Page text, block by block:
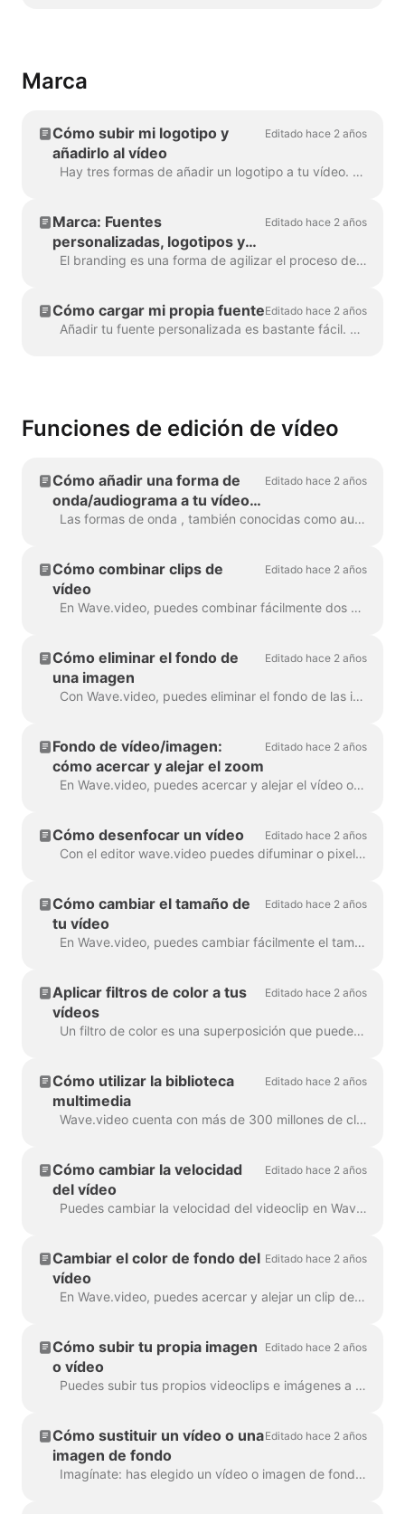
Marca
Cómo subir mi logotipo y
añadirlo al vídeo
Editado hace 2 años
Hay tres formas de añadir un logotipo a tu vídeo. Repasemos cada método y consideremos sus pros y sus contras. Si piensas utilizar el logotipo realmente ...
Marca: Fuentes
personalizadas, logotipos y
combinaciones de colores
Editado hace 2 años
El branding es una forma de agilizar el proceso de creación de vídeos de marca, y además con eficacia. Te concede la capacidad de poblar varias "marcas...
Cómo cargar mi propia fuenteEditado hace 2 años
Añadir tu fuente personalizada es bastante fácil. La primera forma de hacerlo es con el Administrador de marcas . En cualquier proyecto, haz clic en "Gestionar marcas", está en la parte superior ...
Funciones de edición de vídeo
Cómo añadir una forma de
onda/audiograma a tu vídeo
con Wave.video
Editado hace 2 años
Las formas de onda , también conocidas como audiogramas u ondas sonoras visuales, son animaciones que visualizan el sonido de tu vídeo. Genera una forma de onda para tu podcast...
Cómo combinar clips de
vídeo
Editado hace 2 años
En Wave.video, puedes combinar fácilmente dos o más videoclips o imágenes para crear un vídeo más largo. Para ello, dirígete a https://wave.video/es/ y cl...
Cómo eliminar el fondo de
una imagen
Editado hace 2 años
Con Wave.video, puedes eliminar el fondo de las imágenes que subas a la biblioteca multimedia. Esto es muy útil cuando quieres crear un vídeo...
Fondo de vídeo/imagen:
cómo acercar y alejar el zoom
Editado hace 2 años
En Wave.video, puedes acercar y alejar el vídeo o la imagen. Para acercar/alejar, dirígete al paso Editar y cambia a la pestaña "Vídeo/Imagen" (dep...
Cómo desenfocar un vídeo Editado hace 2 años
Con el editor wave.video puedes difuminar o pixelar fácilmente cualquier objeto o texto del vídeo. Primero, abre el editor y selecciona "Overlays & Stickers", luego ...
Cómo cambiar el tamaño de
tu vídeo
Editado hace 2 años
En Wave.video, puedes cambiar fácilmente el tamaño de tu vídeo a diferentes relaciones de aspecto. En el Editor, en el paso "Redimensionar vídeo", puedes ...
Aplicar filtros de color a tus
vídeos
Editado hace 2 años
Un filtro de color es una superposición que puedes añadir a tus vídeos. Es útil cuando quieres dar a tu vídeo un aspecto de marca consistente y hacer que tu...
Cómo utilizar la biblioteca
multimedia
Editado hace 2 años
Wave.video cuenta con más de 300 millones de clips de vídeo e imágenes de stock, pero también hay una serie de características que nuestros usuarios y el personal...
Cómo cambiar la velocidad
del vídeo
Editado hace 2 años
Puedes cambiar la velocidad del videoclip en Wave.video. Para ello, vaya al paso Editar y seleccione la velocidad que desee. Por defecto, la velocidad del vídeo es ...
Cambiar el color de fondo del
vídeo
Editado hace 2 años
En Wave.video, puedes acercar y alejar un clip de vídeo o una imagen. Una vez que alejes el zoom, el creador de vídeo añadirá automáticamente un fondo liso para rellenar ...
Cómo subir tu propia imagen
o vídeo
Editado hace 2 años
Puedes subir tus propios videoclips e imágenes a Wave.video y crear vídeos con ellos. Puedes mezclar y combinar tus propios archivos multimedia con los que ...
Cómo sustituir un vídeo o una
imagen de fondo
Editado hace 2 años
Imagínate: has elegido un vídeo o imagen de fondo perfecto en Wave.video, le has añadido tu texto y logotipo... y luego te das cuenta de que quieres cambiar el medio...